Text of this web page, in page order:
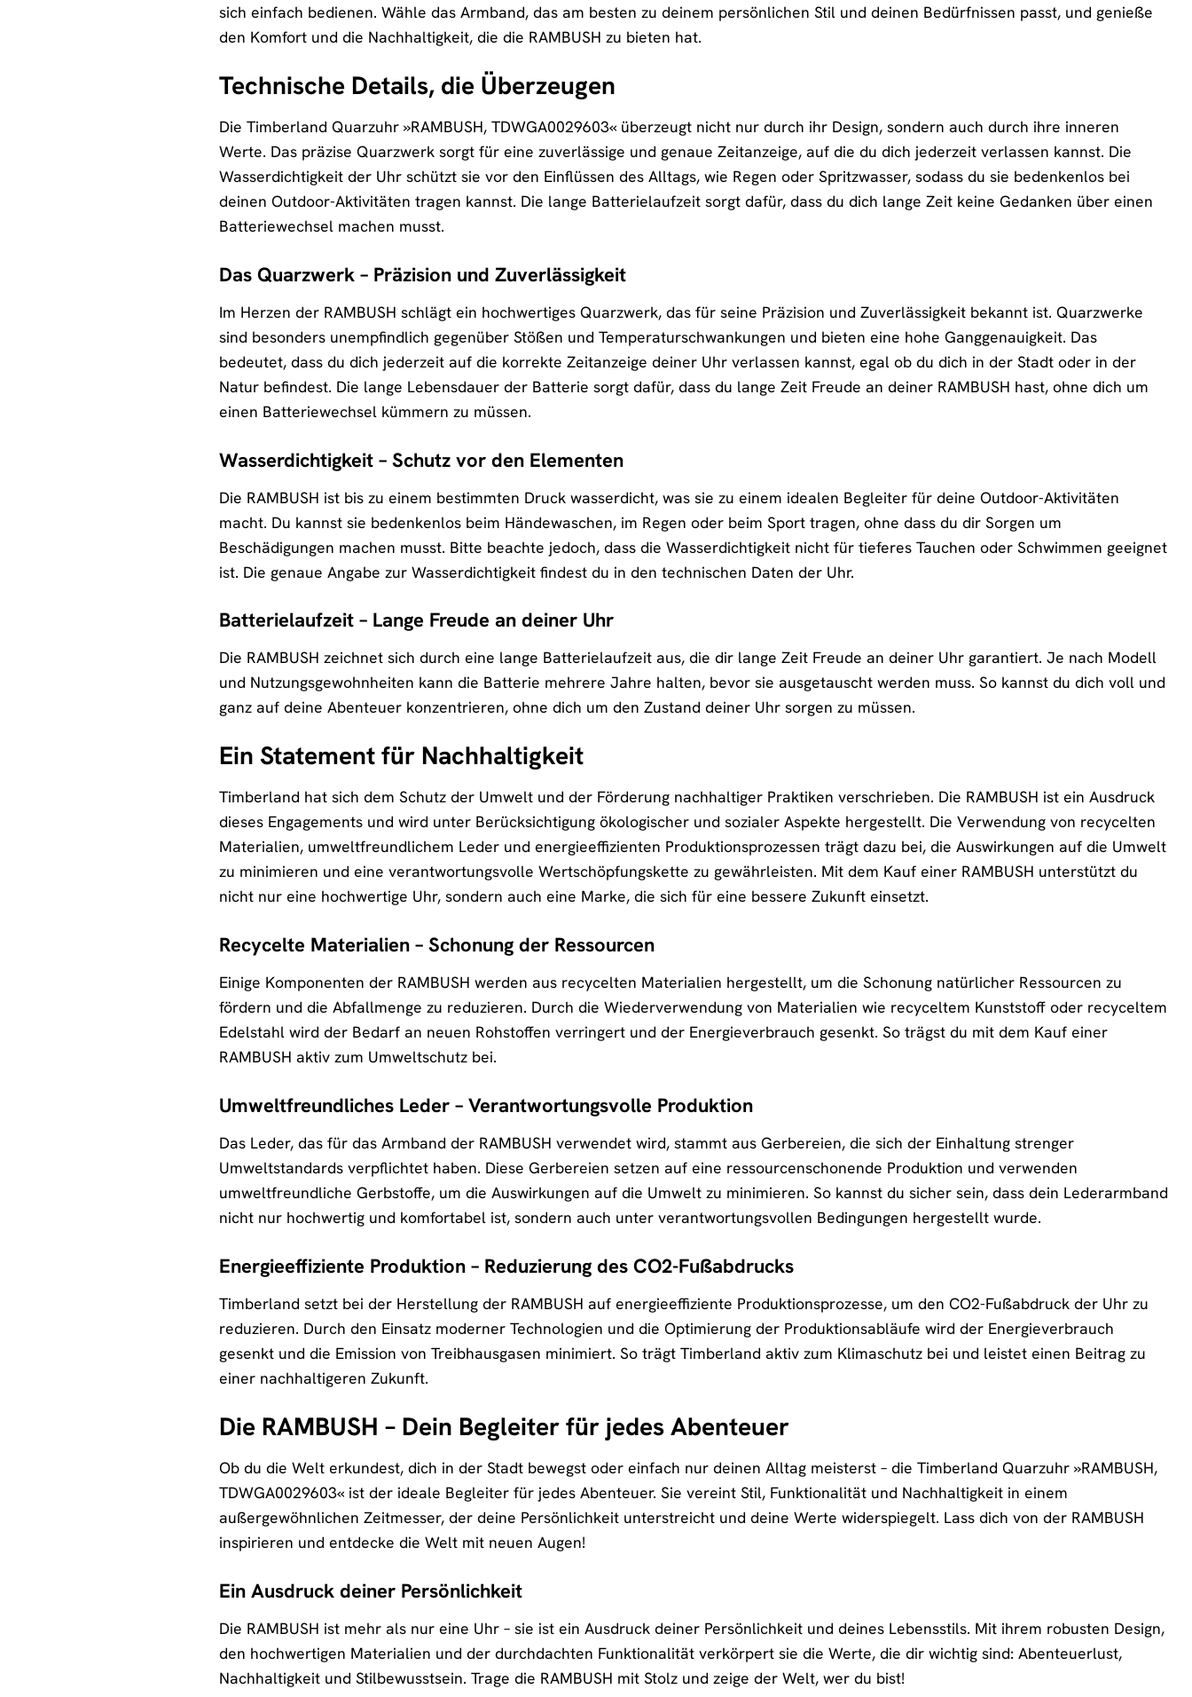
sich einfach bedienen. Wähle das Armband, das am besten zu deinem persönlichen Stil und deinen Bedürfnissen passt, und genieße
den Komfort und die Nachhaltigkeit, die die RAMBUSH zu bieten hat.
Technische Details, die Überzeugen
Die Timberland Quarzuhr »RAMBUSH, TDWGA0029603« überzeugt nicht nur durch ihr Design, sondern auch durch ihre inneren
Werte. Das präzise Quarzwerk sorgt für eine zuverlässige und genaue Zeitanzeige, auf die du dich jederzeit verlassen kannst. Die
Wasserdichtigkeit der Uhr schützt sie vor den Einflüssen des Alltags, wie Regen oder Spritzwasser, sodass du sie bedenkenlos bei
deinen Outdoor-Aktivitäten tragen kannst. Die lange Batterielaufzeit sorgt dafür, dass du dich lange Zeit keine Gedanken über einen
Batteriewechsel machen musst.
Das Quarzwerk – Präzision und Zuverlässigkeit
Im Herzen der RAMBUSH schlägt ein hochwertiges Quarzwerk, das für seine Präzision und Zuverlässigkeit bekannt ist. Quarzwerke
sind besonders unempfindlich gegenüber Stößen und Temperaturschwankungen und bieten eine hohe Ganggenauigkeit. Das
bedeutet, dass du dich jederzeit auf die korrekte Zeitanzeige deiner Uhr verlassen kannst, egal ob du dich in der Stadt oder in der
Natur befindest. Die lange Lebensdauer der Batterie sorgt dafür, dass du lange Zeit Freude an deiner RAMBUSH hast, ohne dich um
einen Batteriewechsel kümmern zu müssen.
Wasserdichtigkeit – Schutz vor den Elementen
Die RAMBUSH ist bis zu einem bestimmten Druck wasserdicht, was sie zu einem idealen Begleiter für deine Outdoor-Aktivitäten
macht. Du kannst sie bedenkenlos beim Händewaschen, im Regen oder beim Sport tragen, ohne dass du dir Sorgen um
Beschädigungen machen musst. Bitte beachte jedoch, dass die Wasserdichtigkeit nicht für tieferes Tauchen oder Schwimmen geeignet
ist. Die genaue Angabe zur Wasserdichtigkeit findest du in den technischen Daten der Uhr.
Batterielaufzeit – Lange Freude an deiner Uhr
Die RAMBUSH zeichnet sich durch eine lange Batterielaufzeit aus, die dir lange Zeit Freude an deiner Uhr garantiert. Je nach Modell
und Nutzungsgewohnheiten kann die Batterie mehrere Jahre halten, bevor sie ausgetauscht werden muss. So kannst du dich voll und
ganz auf deine Abenteuer konzentrieren, ohne dich um den Zustand deiner Uhr sorgen zu müssen.
Ein Statement für Nachhaltigkeit
Timberland hat sich dem Schutz der Umwelt und der Förderung nachhaltiger Praktiken verschrieben. Die RAMBUSH ist ein Ausdruck
dieses Engagements und wird unter Berücksichtigung ökologischer und sozialer Aspekte hergestellt. Die Verwendung von recycelten
Materialien, umweltfreundlichem Leder und energieeffizienten Produktionsprozessen trägt dazu bei, die Auswirkungen auf die Umwelt
zu minimieren und eine verantwortungsvolle Wertschöpfungskette zu gewährleisten. Mit dem Kauf einer RAMBUSH unterstützt du
nicht nur eine hochwertige Uhr, sondern auch eine Marke, die sich für eine bessere Zukunft einsetzt.
Recycelte Materialien – Schonung der Ressourcen
Einige Komponenten der RAMBUSH werden aus recycelten Materialien hergestellt, um die Schonung natürlicher Ressourcen zu
fördern und die Abfallmenge zu reduzieren. Durch die Wiederverwendung von Materialien wie recyceltem Kunststoff oder recyceltem
Edelstahl wird der Bedarf an neuen Rohstoffen verringert und der Energieverbrauch gesenkt. So trägst du mit dem Kauf einer
RAMBUSH aktiv zum Umweltschutz bei.
Umweltfreundliches Leder – Verantwortungsvolle Produktion
Das Leder, das für das Armband der RAMBUSH verwendet wird, stammt aus Gerbereien, die sich der Einhaltung strenger
Umweltstandards verpflichtet haben. Diese Gerbereien setzen auf eine ressourcenschonende Produktion und verwenden
umweltfreundliche Gerbstoffe, um die Auswirkungen auf die Umwelt zu minimieren. So kannst du sicher sein, dass dein Lederarmband
nicht nur hochwertig und komfortabel ist, sondern auch unter verantwortungsvollen Bedingungen hergestellt wurde.
Energieeffiziente Produktion – Reduzierung des CO2-Fußabdrucks
Timberland setzt bei der Herstellung der RAMBUSH auf energieeffiziente Produktionsprozesse, um den CO2-Fußabdruck der Uhr zu
reduzieren. Durch den Einsatz moderner Technologien und die Optimierung der Produktionsabläufe wird der Energieverbrauch
gesenkt und die Emission von Treibhausgasen minimiert. So trägt Timberland aktiv zum Klimaschutz bei und leistet einen Beitrag zu
einer nachhaltigeren Zukunft.
Die RAMBUSH – Dein Begleiter für jedes Abenteuer
Ob du die Welt erkundest, dich in der Stadt bewegst oder einfach nur deinen Alltag meisterst – die Timberland Quarzuhr »RAMBUSH,
TDWGA0029603« ist der ideale Begleiter für jedes Abenteuer. Sie vereint Stil, Funktionalität und Nachhaltigkeit in einem
außergewöhnlichen Zeitmesser, der deine Persönlichkeit unterstreicht und deine Werte widerspiegelt. Lass dich von der RAMBUSH
inspirieren und entdecke die Welt mit neuen Augen!
Ein Ausdruck deiner Persönlichkeit
Die RAMBUSH ist mehr als nur eine Uhr – sie ist ein Ausdruck deiner Persönlichkeit und deines Lebensstils. Mit ihrem robusten Design,
den hochwertigen Materialien und der durchdachten Funktionalität verkörpert sie die Werte, die dir wichtig sind: Abenteuerlust,
Nachhaltigkeit und Stilbewusstsein. Trage die RAMBUSH mit Stolz und zeige der Welt, wer du bist!